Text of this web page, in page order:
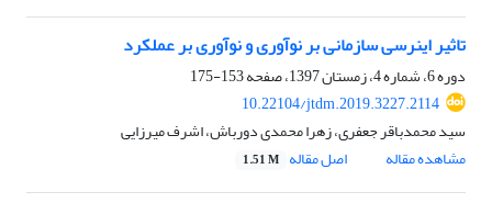
تاثیر اینرسی سازمانی بر نوآوری و نوآوری بر عملکرد
دوره 6، شماره 4، زمستان 1397، صفحه
153-175
10.22104/jtdm.2019.3227.2114
سید محمدباقر جعفری، زهرا محمدی دورباش، اشرف میرزایی
مشاهده مقاله
اصل مقاله 1.51 M